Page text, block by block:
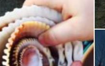
2019